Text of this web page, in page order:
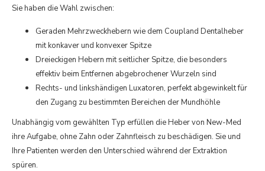
Sie haben die Wahl zwischen:
Geraden Mehrzweckhebern wie dem Coupland Dentalheber
mit konkaver und konvexer Spitze
Dreieckigen Hebern mit seitlicher Spitze, die besonders
effektiv beim Entfernen abgebrochener Wurzeln sind
Rechts- und linkshändigen Luxatoren, perfekt abgewinkelt für
den Zugang zu bestimmten Bereichen der Mundhöhle
Unabhängig vom gewählten Typ erfüllen die Heber von New-Med
ihre Aufgabe, ohne Zahn oder Zahnfleisch zu beschädigen. Sie und
Ihre Patienten werden den Unterschied während der Extraktion
spüren.